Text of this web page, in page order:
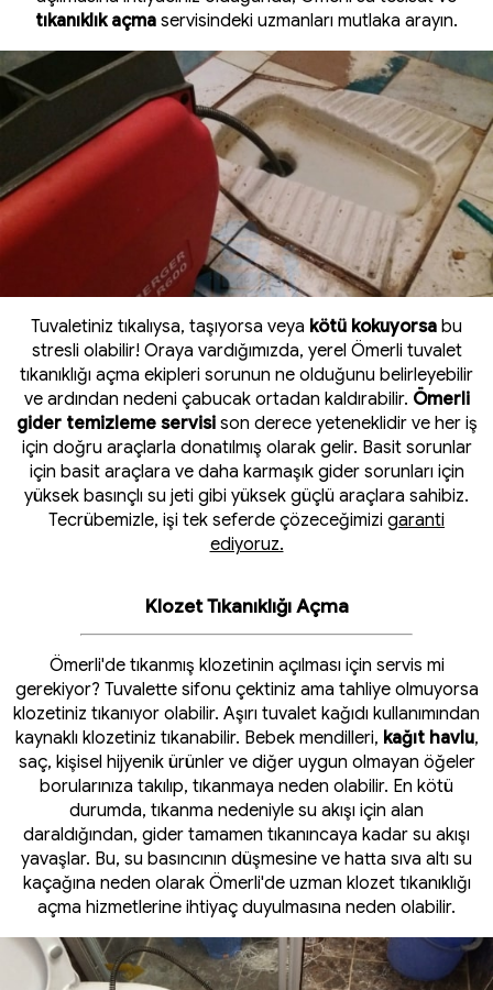
tıkanıklık açma servisindeki uzmanları mutlaka arayın.
Tuvaletiniz tıkalıysa, taşıyorsa veya kötü kokuyorsa bu
stresli olabilir! Oraya vardığımızda, yerel Ömerli tuvalet
tıkanıklığı açma ekipleri sorunun ne olduğunu belirleyebilir
ve ardından nedeni çabucak ortadan kaldırabilir. Ömerli
gider temizleme servisison derece yeteneklidir ve her iş
için doğru araçlarla donatılmış olarak gelir. Basit sorunlar
için basit araçlara ve daha karmaşık gider sorunları için
yüksek basınçlı su jeti gibi yüksek güçlü araçlara sahibiz.
Tecrübemizle, işi tek seferde çözeceğimizi garanti
ediyoruz.
Klozet Tıkanıklığı Açma
Ömerli'de tıkanmış klozetinin açılması için servis mi
gerekiyor? Tuvalette sifonu çektiniz ama tahliye olmuyorsa
klozetiniz tıkanıyor olabilir. Aşırı tuvalet kağıdı kullanımından
kaynaklı klozetiniz tıkanabilir. Bebek mendilleri, kağıt havlu,
saç, kişisel hijyenik ürünler ve diğer uygun olmayan öğeler
borularınıza takılıp, tıkanmaya neden olabilir. En kötü
durumda, tıkanma nedeniyle su akışı için alan
daraldığından, gider tamamen tıkanıncaya kadar su akışı
yavaşlar. Bu, su basıncının düşmesine ve hatta sıva altı su
kaçağına neden olarak Ömerli'de uzman klozet tıkanıklığı
açma hizmetlerine ihtiyaç duyulmasına neden olabilir.